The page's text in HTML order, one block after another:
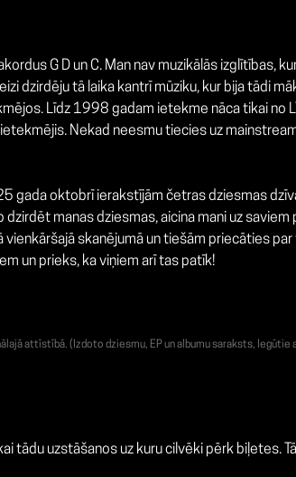
G D un C. Man nav muzikālās izglītības,
dzirdēju tā laika kantrī mūziku, kur bija tādi
Līdz 1998 gadam ietekme nāca tikai no
ietekmējis. Nekad neesmu tiecies uz
gada oktobrī ierakstījām četras dziesmas
manas dziesmas, aicina mani uz
skanējumā un tiešām priecāties
un prieks, ka viņiem arī tas patīk!
attīstībā. (Izdoto dziesmu, EP un albumu saraksts, Iegūtie
uzstāšanos uz kuru cilvēki pērk biļetes.